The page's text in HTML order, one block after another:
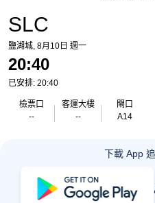
SLC
鹽湖城, 8月10日 週一
20:40
已安排: 20:40
檢票口
--
客運大樓
--
閘口
A14
下載 App